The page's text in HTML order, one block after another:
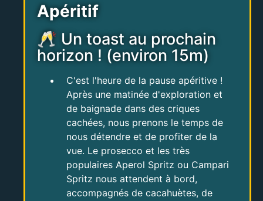
Apéritif
🥂 Un toast au prochain
horizon ! (environ 15m)
C'est l'heure de la pause apéritive !
Après une matinée d'exploration et
de baignade dans des criques
cachées, nous prenons le temps de
nous détendre et de profiter de la
vue. Le prosecco et les très
populaires Aperol Spritz ou Campari
Spritz nous attendent à bord,
accompagnés de cacahuètes, de